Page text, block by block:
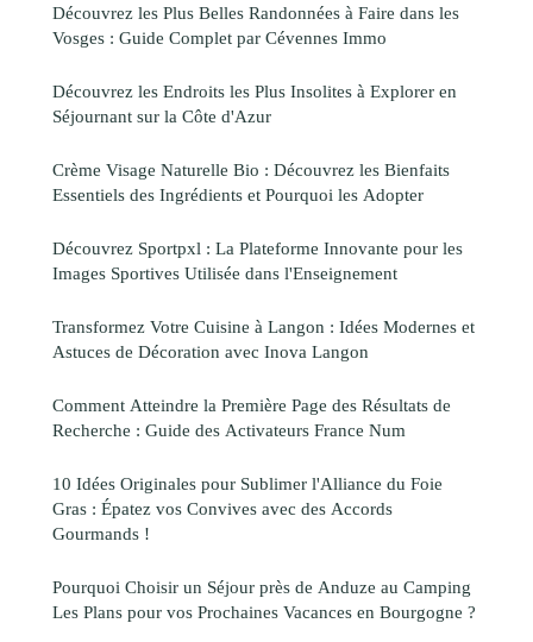
Découvrez les Plus Belles Randonnées à Faire dans les
Vosges : Guide Complet par Cévennes Immo
Découvrez les Endroits les Plus Insolites à Explorer en
Séjournant sur la Côte d'Azur
Crème Visage Naturelle Bio : Découvrez les Bienfaits
Essentiels des Ingrédients et Pourquoi les Adopter
Découvrez Sportpxl : La Plateforme Innovante pour les
Images Sportives Utilisée dans l'Enseignement
Transformez Votre Cuisine à Langon : Idées Modernes et
Astuces de Décoration avec Inova Langon
Comment Atteindre la Première Page des Résultats de
Recherche : Guide des Activateurs France Num
10 Idées Originales pour Sublimer l'Alliance du Foie
Gras : Épatez vos Convives avec des Accords
Gourmands !
Pourquoi Choisir un Séjour près de Anduze au Camping
Les Plans pour vos Prochaines Vacances en Bourgogne ?